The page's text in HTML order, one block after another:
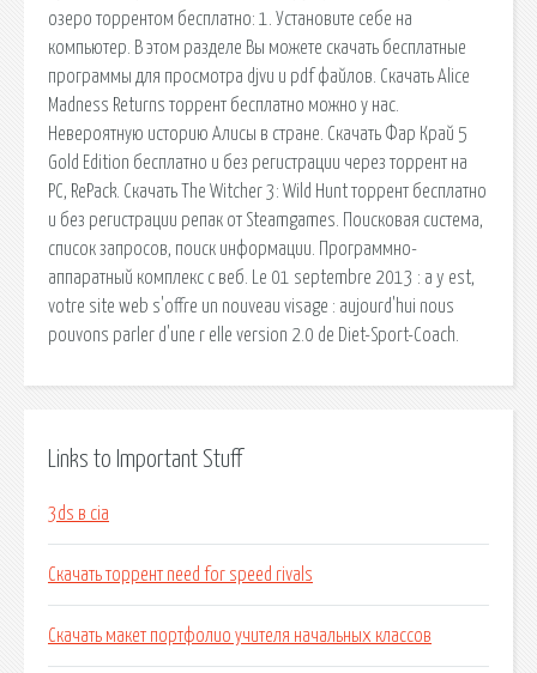
озеро торрентом бесплатно: 1. Установите себе на
компьютер. В этом разделе Вы можете скачать бесплатные
программы для просмотра djvu и pdf файлов. Скачать Alice
Madness Returns торрент бесплатно можно у нас.
Невероятную историю Алисы в стране. Скачать Фар Край 5
Gold Edition бесплатно и без регистрации через торрент на
PC, RePack. Скачать The Witcher 3: Wild Hunt торрент бесплатно
и без регистрации репак от Steamgames. Поисковая сиcтема,
список запросов, поиск информации. Программно-
аппаратный комплекс с веб. Le 01 septembre 2013 : a y est,
votre site web s'offre un nouveau visage : aujourd'hui nous
pouvons parler d'une r elle version 2.0 de Diet-Sport-Coach.
Links to Important Stuff
3ds в cia
Скачать торрент need for speed rivals
Скачать макет портфолио учителя начальных классов